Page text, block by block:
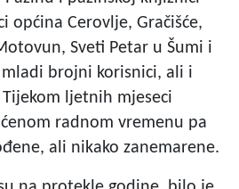
općina Cerovlje, Gračišće,
Sveti Petar u Šumi i
brojni korisnici, ali i
ljetnih mjeseci
radnom vremenu pa
ali nikako zanemarene.